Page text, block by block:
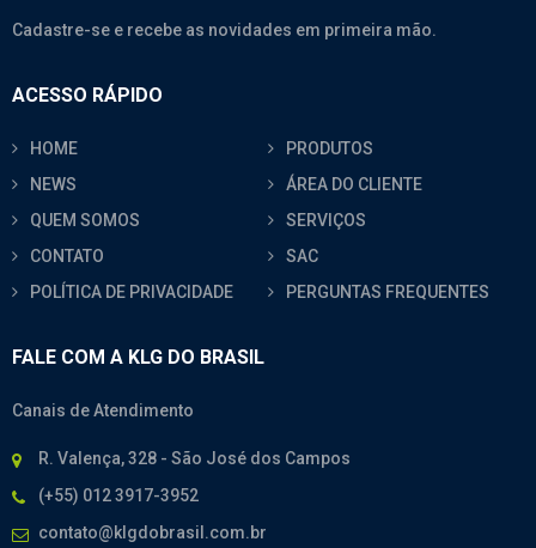
Cadastre-se e recebe as novidades em primeira mão.
ACESSO RÁPIDO
HOME
PRODUTOS
NEWS
ÁREA DO CLIENTE
QUEM SOMOS
SERVIÇOS
CONTATO
SAC
POLÍTICA DE PRIVACIDADE
PERGUNTAS FREQUENTES
FALE COM A KLG DO BRASIL
Canais de Atendimento
R. Valença, 328 - São José dos Campos
(+55) 012 3917-3952
contato@klgdobrasil.com.br